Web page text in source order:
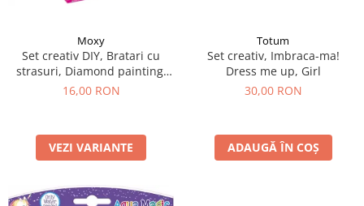
Moxy
Set creativ DIY, Bratari cu
strasuri, Diamond painting,
roz
16,00 RON
VEZI VARIANTE
Totum
Set creativ, Imbraca-ma!
Dress me up, Girl
30,00 RON
ADAUGĂ ÎN COȘ